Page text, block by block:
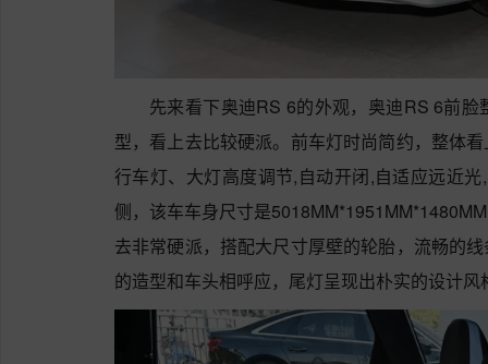
先来看下奥迪RS 6的外观，奥迪RS 6前
型，看上去比较硬派。前车灯时尚简约，整体
行车灯、大灯高度调节,自动开闭,自适应远近
侧，该车车身尺寸是
去非常硬派，搭配大尺寸厚壁的轮胎，流畅的
的造型和车头相呼应，尾灯呈现出朴实的设计